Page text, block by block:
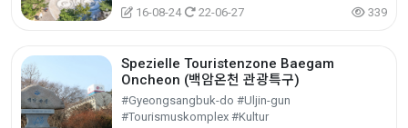
16-08-24
22-06-27 339
Spezielle Touristenzone Baegam
Oncheon (백암온천 관광특구)
#Gyeongsangbuk-do #Uljin-gun
#Tourismuskomplex #Kultur